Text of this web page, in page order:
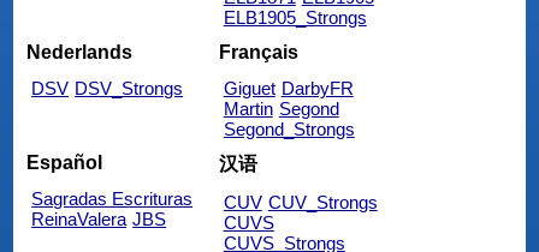
ELB1905_Strongs
Nederlands
DSV DSV_Strongs
Français
Giguet DarbyFR
Martin Segond
Segond_Strongs
Español
Sagradas Escrituras
ReinaValera JBS
汉语
CUV CUV_Strongs
CUVS
CUVS_Strongs